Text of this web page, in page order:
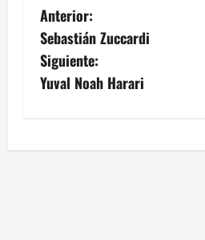
N
a
v
g
Anterior:
Sebastián Zuccardi
Siguiente:
Yuval Noah Harari